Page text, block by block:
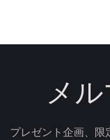
メ
プレゼント企画、限